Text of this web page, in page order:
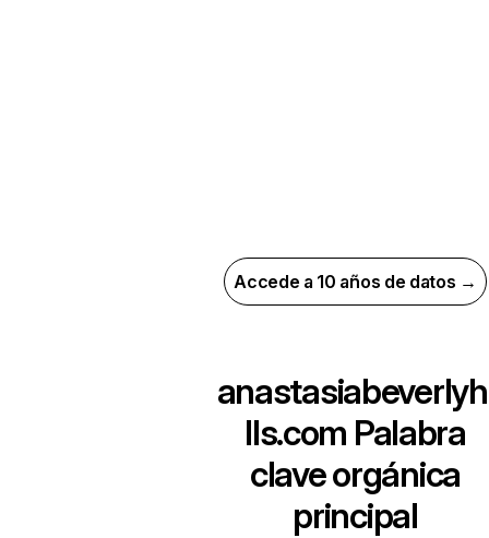
Accede a 10 años de datos →
lls.com Palabra
clave orgánica
principal